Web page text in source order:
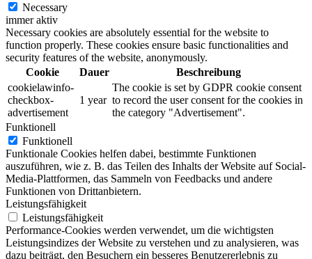
Necessary
immer aktiv
Necessary cookies are absolutely essential for the website to
function properly. These cookies ensure basic functionalities and
security features of the website, anonymously.
Cookie
Dauer
Beschreibung
cookielawinfo-
checkbox-
advertisement
1 year
The cookie is set by GDPR cookie consent
to record the user consent for the cookies in
the category "Advertisement".
Funktionell
Funktionell
Funktionale Cookies helfen dabei, bestimmte Funktionen
auszuführen, wie z. B. das Teilen des Inhalts der Website auf Social-
Media-Plattformen, das Sammeln von Feedbacks und andere
Funktionen von Drittanbietern.
Leistungsfähigkeit
Leistungsfähigkeit
Performance-Cookies werden verwendet, um die wichtigsten
Leistungsindizes der Website zu verstehen und zu analysieren, was
dazu beiträgt, den Besuchern ein besseres Benutzererlebnis zu